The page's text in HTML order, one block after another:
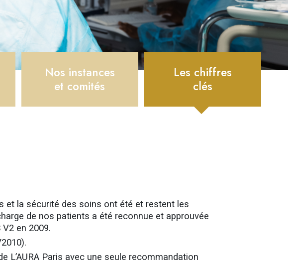
Nos instances
et comités
Les chiffres
clés
et la sécurité des soins ont été et restent les
de nos patients a été reconnue et approuvée
en 2009.
L’AURA Paris avec une seule recommandation